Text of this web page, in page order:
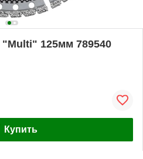
125мм 789540
Купить